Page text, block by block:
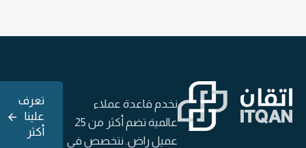
نخدم قاعدة عملاء
عالمية تضم أكثر من 25
عميل راضٍ. نتخصص في
تعرف
علينا
أكثر